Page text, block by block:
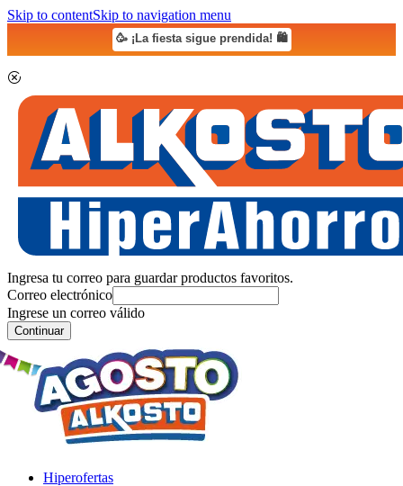
Skip to contentSkip to navigation menu
🥳 ¡La fiesta sigue prendida! 🛍️
Ingresa tu correo para guardar productos favoritos.
Correo electrónico
Ingrese un correo válido
Continuar
Hiperofertas